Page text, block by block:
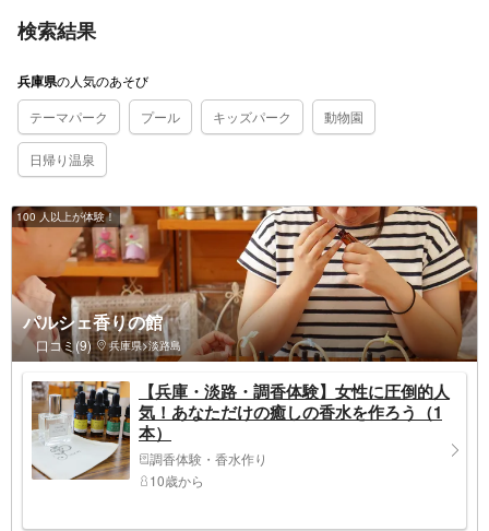
検索結果
兵庫県の人気のあそび
テーマパーク
プール キッズパーク 動物園
日帰り温泉
100 人以上が体験！
パルシェ香りの館
口コミ(9) 兵庫県>淡路島
【兵庫・淡路・調香体験】女性に圧倒的人
気！あなただけの癒しの香水を作ろう（1
本）
調香体験・香水作り
10歳から